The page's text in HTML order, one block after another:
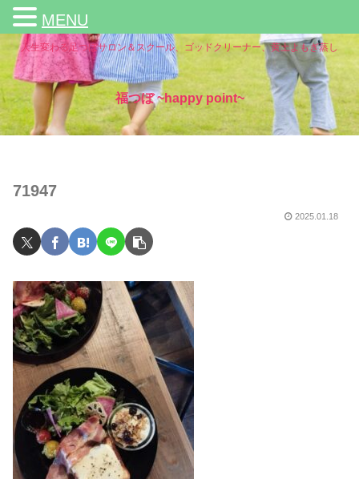
人生変わる足つぼサロン＆スクール、ゴッドクリーナー、黄土よもぎ蒸し
福つぼ ~happy point~
71947
2025.01.18
MENU